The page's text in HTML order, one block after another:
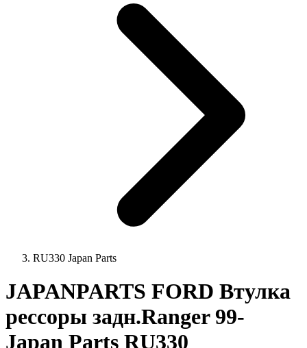
RU330 Japan Parts
JAPANPARTS FORD Втулка
рессоры задн.Ranger 99-
Japan Parts RU330